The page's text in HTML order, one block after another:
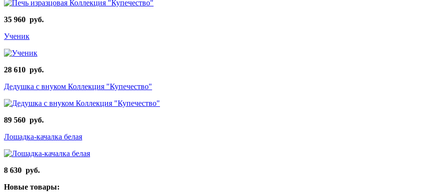
35 960 руб.
Ученик
28 610 руб.
Дедушка с внуком Коллекция "Купечество"
89 560 руб.
Лошадка-качалка белая
8 630 руб.
Новые товары: